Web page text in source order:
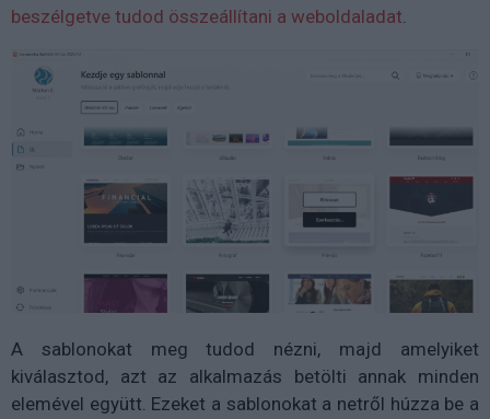
beszélgetve tudod összeállítani a weboldaladat.
A sablonokat meg tudod nézni, majd amelyiket
kiválasztod, azt az alkalmazás betölti annak minden
elemével együtt. Ezeket a sablonokat a netről húzza be a